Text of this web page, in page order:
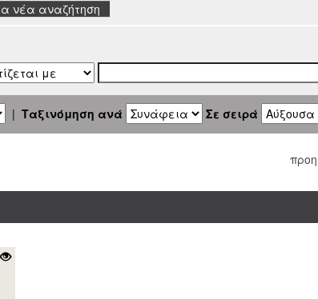
νέα αναζήτηση
| Ταξινόμηση ανά Σε σειρά